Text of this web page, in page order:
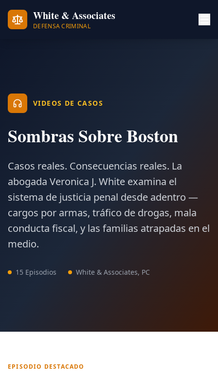
White & Associates
DEFENSA CRIMINAL
VIDEOS DE CASOS
Sombras Sobre Boston
Casos reales. Consecuencias reales. La
abogada Veronica J. White examina el
sistema de justicia penal desde adentro —
cargos por armas, tráfico de drogas, mala
conducta fiscal, y las familias atrapadas en el
medio.
15 Episodios White & Associates, PC
EPISODIO DESTACADO